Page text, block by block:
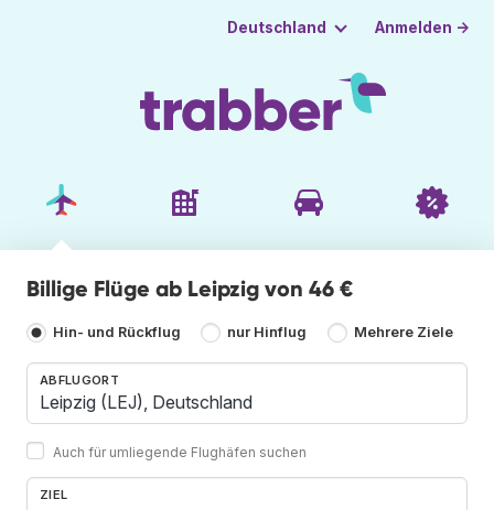
Deutschland Anmelden →
Billige Flüge ab Leipzig von 46 €
Hin- und Rückflug nur Hinflug Mehrere Ziele
ABFLUGORT
Auch für umliegende Flughäfen suchen
ZIEL